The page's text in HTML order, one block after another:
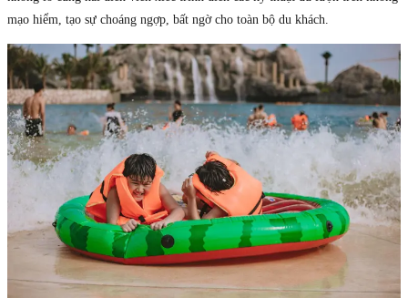
mạo hiểm, tạo sự choáng ngợp, bất ngờ cho toàn bộ du khách.